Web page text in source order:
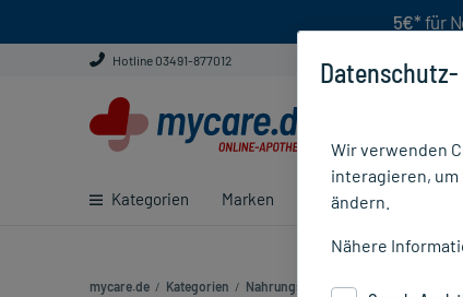
5€* für
Hotline 03491-877012
Kategorien Marken Ratgeber
mycare.de / Kategorien / Nahrungsergänzung
Wir verwenden
interagieren,
ändern.
Nähere